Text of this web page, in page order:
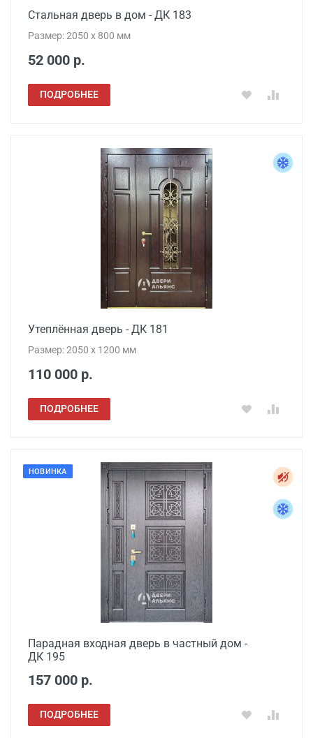
Стальная дверь в дом - ДК 183
Размер: 2050 x 800 мм
52 000 р.
ПОДРОБНЕЕ
Утеплённая дверь - ДК 181
Размер: 2050 x 1200 мм
110 000 р.
ПОДРОБНЕЕ
НОВИНКА
Парадная входная дверь в частный дом -
ДК 195
157 000 р.
ПОДРОБНЕЕ